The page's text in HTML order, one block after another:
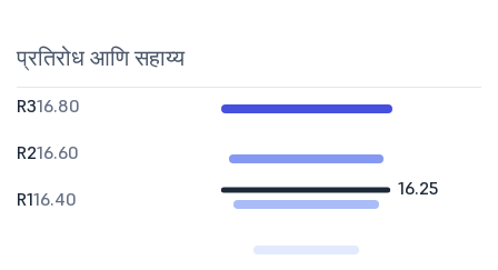
प्रतिरोध आणि सहाय्य
16.25
R316.80
R216.60
R116.40